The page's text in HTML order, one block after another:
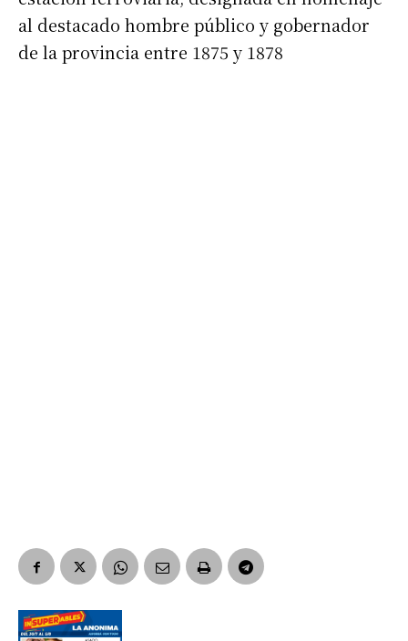
al destacado hombre público y gobernador
de la provincia entre 1875 y 1878